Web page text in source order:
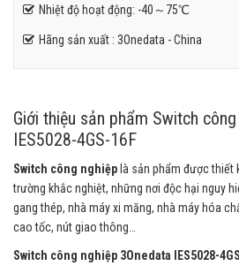
Nhiệt độ hoạt động: -40～75℃
Hãng sản xuất : 3Onedata - China
Giới thiệu sản phẩm Switch
IES5028-4GS-16F
Switch công nghiệp là sản phẩm được thiết
trường khắc nghiệt, những nơi độc hại nguy
gang thép, nhà máy xi măng, nhà máy hóa
cao tốc, nút giao thông…
Switch công nghiệp 3Onedata IES5028-